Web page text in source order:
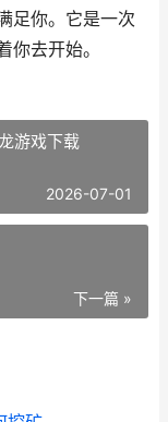
足你。它是一次
你去开始。
游戏下载
2026-07-01
下一篇 »